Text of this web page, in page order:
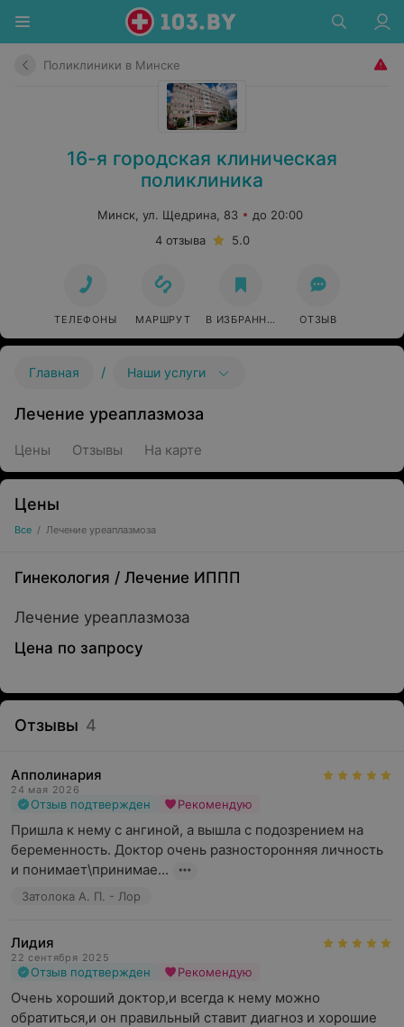
Поликлиники в Минске
16-я городская клиническая
поликлиника
Минск, ул. Щедрина, 83
до 20:00
4 отзыва
5.0
ТЕЛЕФОНЫ МАРШРУТ В ИЗБРАННОЕ ОТЗЫВ
Главная / Наши услуги
Лечение уреаплазмоза
Цены Отзывы На карте
Цены
Все / Лечение уреаплазмоза
Гинекология / Лечение ИППП
Лечение уреаплазмоза
Цена по запросу
Отзывы 4
Апполинария
24 мая 2026
Отзыв подтвержден Рекомендую
Пришла к нему с ангиной, а вышла с подозрением на
беременность. Доктор очень разносторонняя личность
и понимает\принимае...
Затолока А. П. - Лор
Лидия
22 сентября 2025
Отзыв подтвержден Рекомендую
Очень хороший доктор,и всегда к нему можно
обратиться,и он правильный ставит диагноз и хорошие